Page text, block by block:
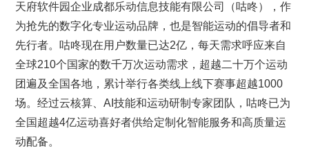
天府软件园企业成都乐动信息技能有限公司（咕咚），作
为抢先的数字化专业运动品牌，也是智能运动的倡导者和
先行者。咕咚现在用户数量已达2亿，每天需求呼应来自
全球210个国家的数千万次运动需求，超越二十万个运动
团遍及全国各地，累计举行各类线上线下赛事超越1000
场。经过云核算、AI技能和运动研制专家团队，咕咚已为
全国超越4亿运动喜好者供给定制化智能服务和高质量运
动配备。